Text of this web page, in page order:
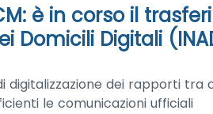
è in corso il
Domicili Digitali
digitalizzazione dei rapporti tra
le comunicazioni ufficiali